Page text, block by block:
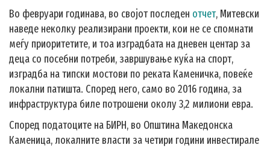
Во февруари годинава, во својот последен отчет, Митевски
наведе неколку реализирани проекти, кои не се спомнати
меѓу приоритетите, и тоа изградбата на дневен центар за
деца со посебни потреби, завршување куќа на спорт,
изградба на типски мостови по реката Каменичка, повеќе
локални патишта. Според него, само во 2016 година, за
инфраструктура биле потрошени околу 3,2 милиони евра.
Според податоците на БИРН, во Општина Македонска
Каменица, локалните власти за четири години инвестирале